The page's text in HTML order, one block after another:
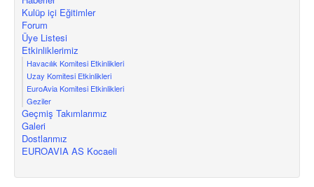
Kulüp içi Eğitimler
Forum
Üye Listesi
Etkinliklerimiz
Havacılık Komitesi Etkinlikleri
Uzay Komitesi Etkinlikleri
EuroAvia Komitesi Etkinlikleri
Geziler
Geçmiş Takımlarımız
Galeri
Dostlarımız
EUROAVIA AS Kocaeli